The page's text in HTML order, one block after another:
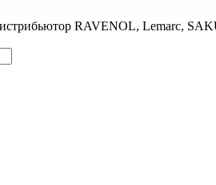
RAVENOL, Lemarc,